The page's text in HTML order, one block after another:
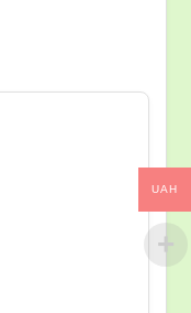
UAH